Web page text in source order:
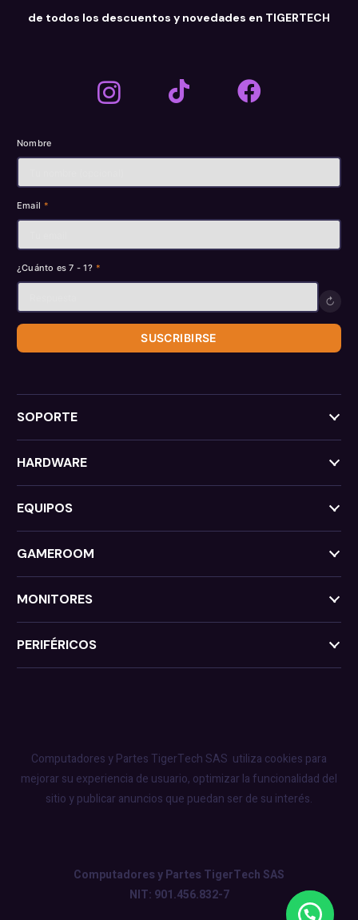
de todos los descuentos y novedades en TIGERTECH
Nombre
Email *
¿Cuánto es 7 - 1? *
↻
SUSCRIBIRSE
SOPORTE
HARDWARE
EQUIPOS
GAMEROOM
MONITORES
PERIFÉRICOS
Computadores y Partes TigerTech SAS utiliza cookies para
mejorar su experiencia de usuario, optimizar la funcionalidad del
sitio y publicar anuncios que puedan ser de su interés.
Computadores y Partes TigerTech SAS
NIT: 901.456.832-7